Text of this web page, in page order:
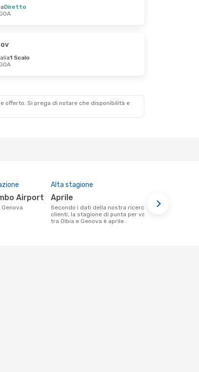
Diretto
1 Scalo
offerto. Si prega di notare che disponibilità e
Airport
Genova
Alta stagione
aprile
Secondo i dati della nostra ricerca
clienti, la stagione di punta per volare
tra Olbia e Genova è aprile .